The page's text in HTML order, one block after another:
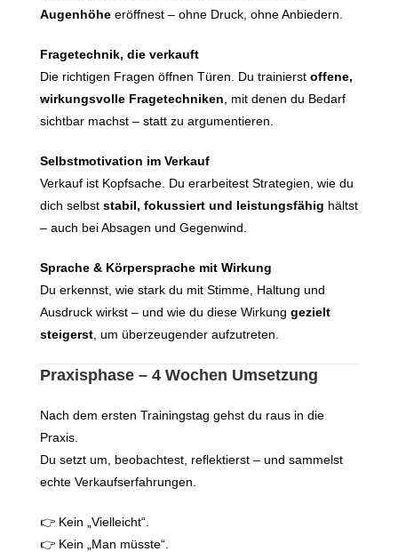
Augenhöhe eröffnest – ohne Druck, ohne Anbiedern.
Fragetechnik, die verkauft
Die richtigen Fragen öffnen Türen. Du trainierst offene,
wirkungsvolle Fragetechniken , mit denen du Bedarf
sichtbar machst – statt zu argumentieren.
Selbstmotivation im Verkauf
Verkauf ist Kopfsache. Du erarbeitest Strategien, wie du
dich selbst stabil, fokussiert und leistungsfähig hältst
– auch bei Absagen und Gegenwind.
Sprache & Körpersprache mit Wirkung
Du erkennst, wie stark du mit Stimme, Haltung und
Ausdruck wirkst – und wie du diese Wirkung gezielt
steigerst , um überzeugender aufzutreten.
Praxisphase – 4 Wochen Umsetzung
Nach dem ersten Trainingstag gehst du raus in die
Praxis.
Du setzt um, beobachtest, reflektierst – und sammelst
echte Verkaufserfahrungen.
👉 Kein „Vielleicht“.
👉 Kein „Man müsste“.